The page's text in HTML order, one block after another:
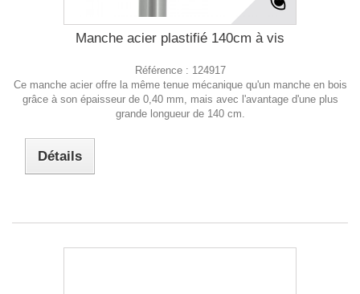
Manche acier plastifié 140cm à vis
Référence : 124917
Ce manche acier offre la même tenue mécanique qu'un manche en bois
grâce à son épaisseur de 0,40 mm, mais avec l'avantage d'une plus
grande longueur de 140 cm.
Détails